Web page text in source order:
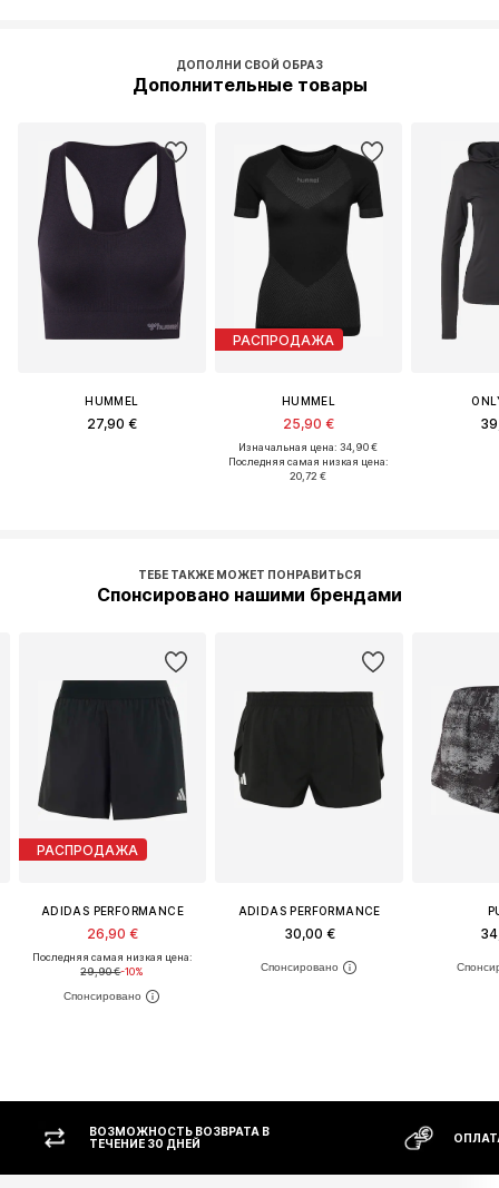
ДОПОЛНИ СВОЙ ОБРАЗ
Дополнительные товары
HUMMEL
27,90 €
РАСПРОДАЖА
HUMMEL
25,90 €
Изначальная цена: 34,90 €
Последняя самая низкая цена:
20,72 €
ТЕБЕ ТАКЖЕ МОЖЕТ ПОНРАВИТЬСЯ
Спонсировано нашими брендами
РАСПРОДАЖА
ADIDAS PERFORMANCE
26,90 €
Последняя самая низкая цена:
29,90 €-10%
ADIDAS PERFORMANCE
30,00 €
ВОЗМОЖНОСТЬ ВОЗВРАТА В
ТЕЧЕНИЕ 30 ДНЕЙ